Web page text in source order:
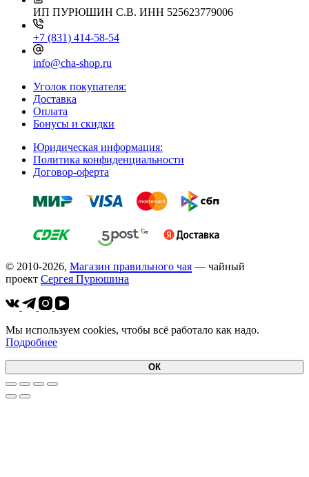
ИП ПУРЮШИН С.В. ИНН 525623779006
+7 (831) 414-58-54
info@cha-shop.ru
Уголок покупателя:
Доставка
Оплата
Бонусы и скидки
Юридическая информация:
Политика конфиденциальности
Договор-оферта
© 2010-2026, Магазин правильного чая — чайный
проект Cергея Пурюшина
Мы используем cookies, чтобы всё работало как надо.
Подробнее
ОК